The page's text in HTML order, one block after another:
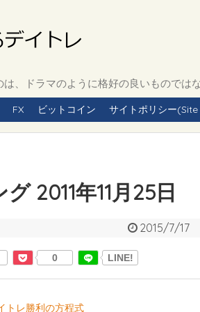
、ドラマのように格好の良いものでは
FX ビットコイン サイトポリシー
2011年11月25日
2015/7/17
0 LINE!
トレ勝利の方程式